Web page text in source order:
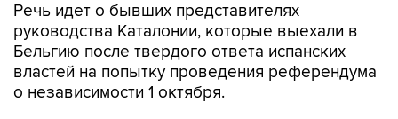
Речь идет о бывших представителях
руководства Каталонии, которые выехали в
Бельгию после твердого ответа испанских
властей на попытку проведения референдума
о независимости 1 октября.